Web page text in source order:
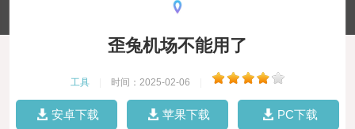
歪兔机场不能用了
工具 时间：2025-02-06
安卓下载 苹果下载 PC下载